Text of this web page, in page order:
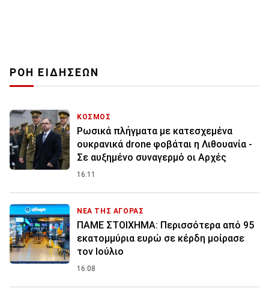
ΡΟΗ ΕΙΔΗΣΕΩΝ
ΚΟΣΜΟΣ
Ρωσικά πλήγματα με κατεσχεμένα
ουκρανικά drone φοβάται η Λιθουανία -
Σε αυξημένο συναγερμό οι Αρχές
16:11
ΝΕΑ ΤΗΣ ΑΓΟΡΑΣ
ΠΑΜΕ ΣΤΟΙΧΗΜΑ: Περισσότερα από 95
εκατομμύρια ευρώ σε κέρδη μοίρασε
τον Ιούλιο
16:08